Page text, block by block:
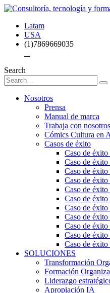
Latam
USA
(1)7869669035
Search
Nosotros
Prensa
Manual de marca
Trabaja con nosotros
Cómics Cultura en
Casos de éxito
Caso de
Caso de
Caso de
Caso de éxito
Caso de
Caso de
Caso de
Caso de éxito
Caso de
Caso de
Caso de
SOLUCIONES
Transformación
Formación
Liderazgo
Apropiación IA